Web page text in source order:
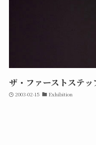
ザ・ファーストステッ
2003-02-15 Exhibition